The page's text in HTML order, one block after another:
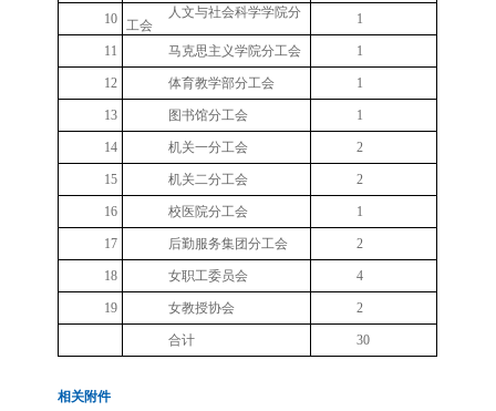
10
人文与社会科学学院分
工会
1
11 马克思主义学院分工会 1
12 体育教学部分工会 1
13 图书馆分工会 1
14 机关一分工会 2
15 机关二分工会 2
16 校医院分工会 1
17 后勤服务集团分工会 2
18 女职工委员会 4
19 女教授协会 2
合计 30
相关附件